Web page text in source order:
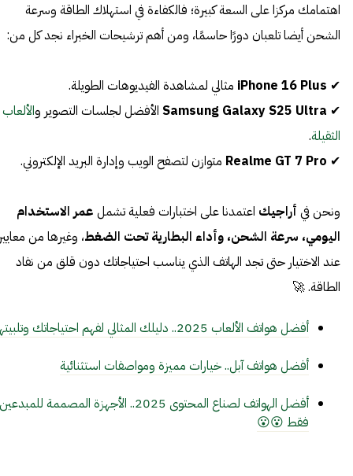
اهتمامك مركزا على السعة كبيرة؛ فالكفاءة في استهلاك الطاقة وسرعة
الشحن أيضا تلعبان دورًا حاسمًا، ومن أهم ترشيحات الخبراء نجد كل من:
✔
iPhone 16 Plus مثالي لمشاهدة الفيديوهات الطويلة.
✔
Samsung Galaxy S25 Ultra الأفضل لجلسات التصوير والألعاب
الثقيلة.
✔
Realme GT 7 Pro متوازن لتصفح الويب وإدارة البريد الإلكتروني.
ونحن في أراجيك اعتمدنا على اختبارات فعلية تشمل عمر الاستخدام
اليومي، سرعة الشحن، وأداء البطارية تحت الضغط، وغيرها من
عند الاختيار حتى تجد الهاتف الذي يناسب احتياجاتك دون قلق من نفاد
الطاقة. 🚀
أفضل هواتف الألعاب 2025.. دليلك المثالي لفهم احتياجاتك وتلبيتها
أفضل هواتف آبل.. خيارات مميزة ومواصفات استثنائية
أفضل الهواتف لصناع المحتوى 2025.. الأجهزة المصممة للمبدعين
فقط 😮😮